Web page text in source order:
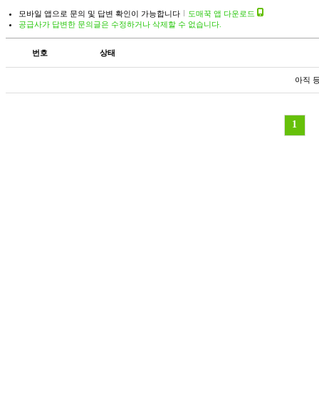
모바일 앱으로 문의 및 답변 확인이 가능합니다
도매꾹 앱 다운로드
공급사가 답변한 문의글은 수정하거나 삭제할 수 없습니다.
번호 상태
아직
1